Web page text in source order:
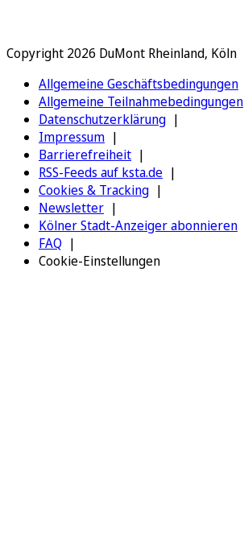
Copyright 2026 DuMont Rheinland, Köln
Allgemeine Geschäftsbedingungen
Allgemeine Teilnahmebedingungen
Datenschutzerklärung
Impressum
Barrierefreiheit
RSS-Feeds auf ksta.de
Cookies & Tracking
Newsletter
Kölner Stadt-Anzeiger abonnieren
FAQ
Cookie-Einstellungen